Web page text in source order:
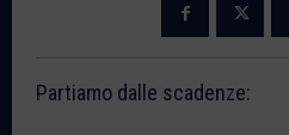
Partiamo dalle scadenze: